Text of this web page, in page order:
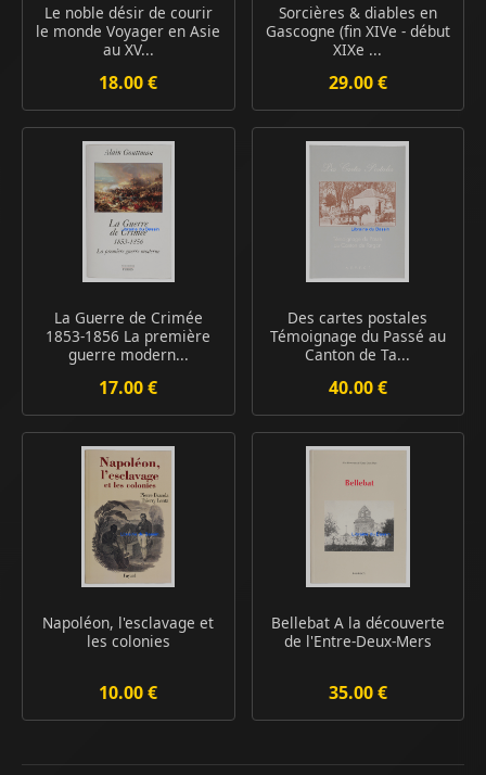
Le noble désir de courir
le monde Voyager en Asie
au XV...
18.00 €
Sorcières & diables en
Gascogne (fin XIVe - début
XIXe ...
29.00 €
La Guerre de Crimée
1853-1856 La première
guerre modern...
17.00 €
Des cartes postales
Témoignage du Passé au
Canton de Ta...
40.00 €
Napoléon, l'esclavage et
les colonies
10.00 €
Bellebat A la découverte
de l'Entre-Deux-Mers
35.00 €